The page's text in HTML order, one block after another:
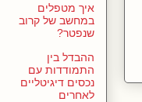
איך מטפלים
במחשב של קרוב
שנפטר?
ההבדל בין
התמודדות עם
נכסים דיגיטליים
לאחרים